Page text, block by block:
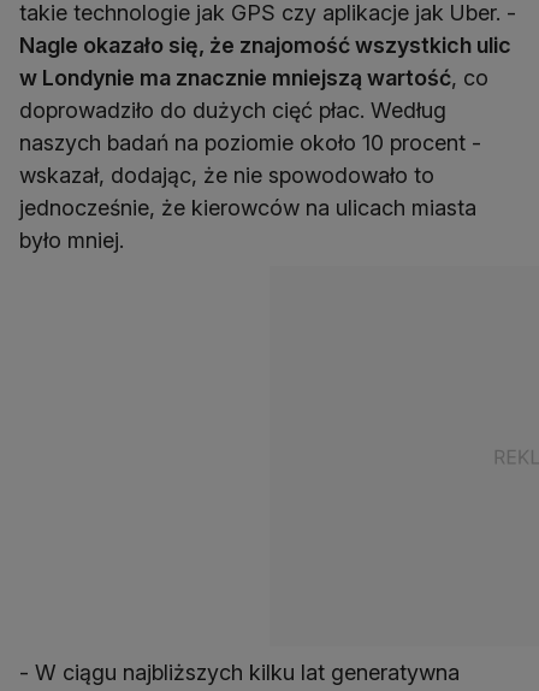
takie technologie jak GPS czy aplikacje jak Uber. -
Nagle okazało się, że znajomość wszystkich ulic
w Londynie ma znacznie mniejszą wartość, co
doprowadziło do dużych cięć płac. Według
naszych badań na poziomie około 10 procent -
wskazał, dodając, że nie spowodowało to
jednocześnie, że kierowców na ulicach miasta
było mniej.
- W ciągu najbliższych kilku lat generatywna